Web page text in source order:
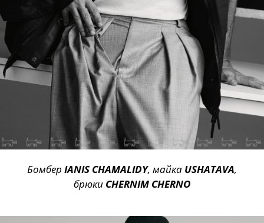
Бомбер IANIS CHAMALIDY, майка USHATAVA,
брюки CHERNIM CHERNO